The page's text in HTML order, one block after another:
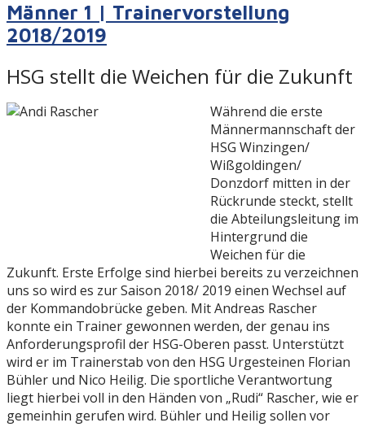
Männer 1 | Trainervorstellung
2018/2019
HSG stellt die Weichen für die Zukunft
Während die erste
Männermannschaft der
HSG Winzingen/
Wißgoldingen/
Donzdorf mitten in der
Rückrunde steckt, stellt
die Abteilungsleitung im
Hintergrund die
Weichen für die
Zukunft. Erste Erfolge sind hierbei bereits zu verzeichnen
uns so wird es zur Saison 2018/ 2019 einen Wechsel auf
der Kommandobrücke geben. Mit Andreas Rascher
konnte ein Trainer gewonnen werden, der genau ins
Anforderungsprofil der HSG-Oberen passt. Unterstützt
wird er im Trainerstab von den HSG Urgesteinen Florian
Bühler und Nico Heilig. Die sportliche Verantwortung
liegt hierbei voll in den Händen von „Rudi“ Rascher, wie er
gemeinhin gerufen wird. Bühler und Heilig sollen vor